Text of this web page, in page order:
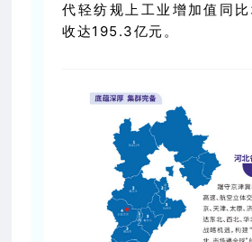
代轻纺规上工业增加值同
收达195.3亿元。